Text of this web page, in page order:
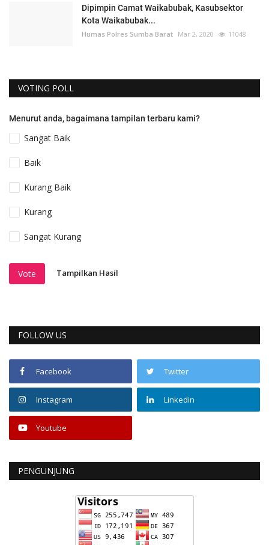
Dipimpin Camat Waikabubak, Kasubsektor
Kota Waikabubak...
Humas Polres Sumba Barat Mar 2, 2020 11048
VOTING POLL
Menurut anda, bagaimana tampilan terbaru kami?
Sangat Baik
Baik
Kurang Baik
Kurang
Sangat Kurang
Vote Tampilkan Hasil
FOLLOW US
Facebook Twitter
Instagram Linkedin
Youtube
PENGUNJUNG